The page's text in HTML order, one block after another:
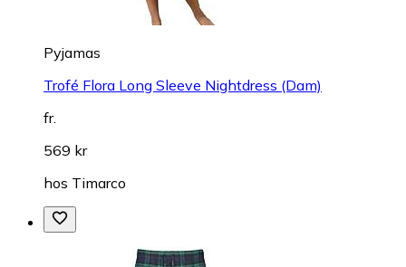
Pyjamas
Trofé Flora Long Sleeve Nightdress (Dam)
fr.
569 kr
hos Timarco